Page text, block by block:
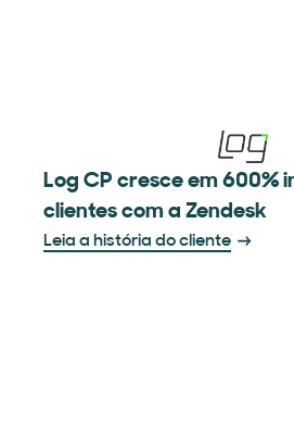
Log CP cresce em 600%
clientes com a Zendesk
Leia a história do cliente